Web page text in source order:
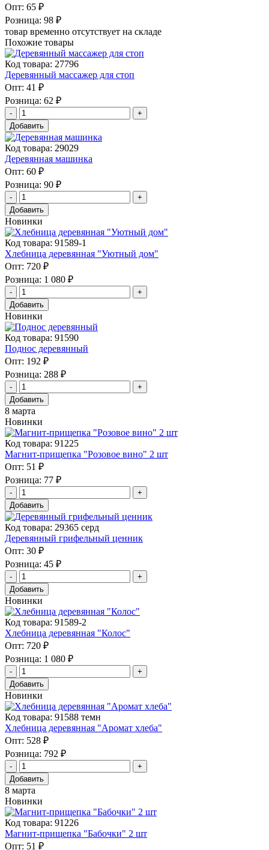
Опт: 65 ₽
Розница: 98 ₽
товар временно отсутствует на складе
Похожие товары
Код товара: 27796
Деревянный массажер для стоп
Опт: 41 ₽
Розница: 62 ₽
Добавить
Код товара: 29029
Деревянная машинка
Опт: 60 ₽
Розница: 90 ₽
Добавить
Новинки
Код товара: 91589-1
Хлебница деревянная "Уютный дом"
Опт: 720 ₽
Розница: 1 080 ₽
Добавить
Новинки
Код товара: 91590
Поднос деревянный
Опт: 192 ₽
Розница: 288 ₽
Добавить
8 марта
Новинки
Код товара: 91225
Магнит-прищепка "Розовое вино" 2 шт
Опт: 51 ₽
Розница: 77 ₽
Добавить
Код товара: 29365 серд
Деревянный грифельный ценник
Опт: 30 ₽
Розница: 45 ₽
Добавить
Новинки
Код товара: 91589-2
Хлебница деревянная "Колос"
Опт: 720 ₽
Розница: 1 080 ₽
Добавить
Новинки
Код товара: 91588 темн
Хлебница деревянная "Аромат хлеба"
Опт: 528 ₽
Розница: 792 ₽
Добавить
8 марта
Новинки
Код товара: 91226
Магнит-прищепка "Бабочки" 2 шт
Опт: 51 ₽